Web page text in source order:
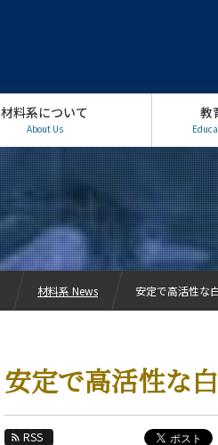
材料系について
About Us
教
安定で高活性な
RSS
材料系 News 安定で高活性な